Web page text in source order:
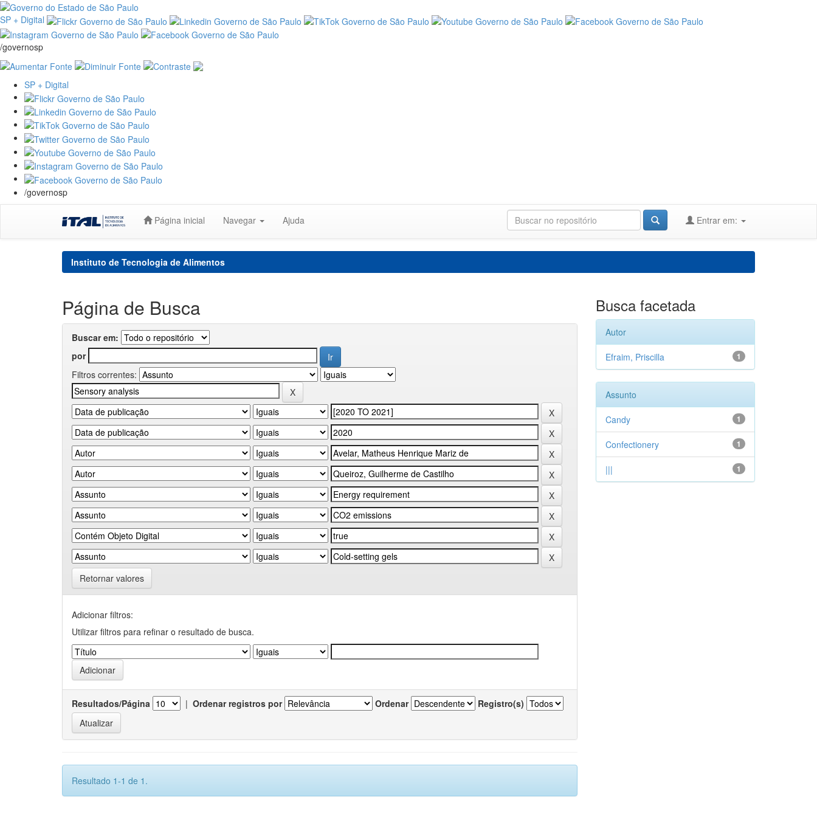
SP + Digital
/governosp
SP + Digital
/governosp
Página inicial Navegar Ajuda Entrar em:
Instituto de Tecnologia de Alimentos
Página de Busca
Buscar em:
por
Filtros correntes:
Retornar valores
Adicionar filtros:
Utilizar filtros para refinar o resultado de busca.
Resultados/Página | Ordenar registros por Ordenar Registro(s)
Resultado 1-1 de 1.
Busca facetada
Autor
1
Efraim, Priscilla
Assunto
1
Candy
1
Confectionery
1
|||